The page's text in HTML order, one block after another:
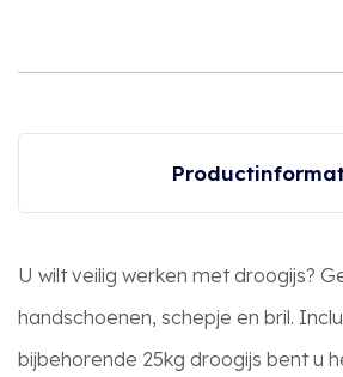
U wilt veilig werken met droogijs?
handschoenen, schepje en bril.
bijbehorende 25kg droogijs bent u